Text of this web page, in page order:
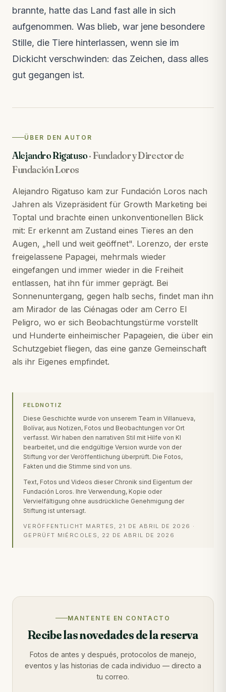
brannte, hatte das Land fast alle in sich
aufgenommen. Was blieb, war jene besondere
Stille, die Tiere hinterlassen, wenn sie im
Dickicht verschwinden: das Zeichen, dass alles
gut gegangen ist.
ÜBER DEN AUTOR
Alejandro Rigatuso·Fundador y Director de
Fundación Loros
Alejandro Rigatuso kam zur Fundación Loros nach
Jahren als Vizepräsident für Growth Marketing bei
Toptal und brachte einen unkonventionellen Blick
mit: Er erkennt am Zustand eines Tieres an den
Augen, „hell und weit geöffnet". Lorenzo, der erste
freigelassene Papagei, mehrmals wieder
eingefangen und immer wieder in die Freiheit
entlassen, hat ihn für immer geprägt. Bei
Sonnenuntergang, gegen halb sechs, findet man ihn
am Mirador de las Ciénagas oder am Cerro El
Peligro, wo er sich Beobachtungstürme vorstellt
und Hunderte einheimischer Papageien, die über ein
Schutzgebiet fliegen, das eine ganze Gemeinschaft
als ihr Eigenes empfindet.
FELDNOTIZ
Diese Geschichte wurde von unserem Team in Villanueva,
Bolívar, aus Notizen, Fotos und Beobachtungen vor Ort
verfasst. Wir haben den narrativen Stil mit Hilfe von KI
bearbeitet, und die endgültige Version wurde von der
Stiftung vor der Veröffentlichung überprüft. Die Fotos,
Fakten und die Stimme sind von uns.
Text, Fotos und Videos dieser Chronik sind Eigentum der
Fundación Loros. Ihre Verwendung, Kopie oder
Vervielfältigung ohne ausdrückliche Genehmigung der
Stiftung ist untersagt.
VERÖFFENTLICHT MARTES, 21 DE ABRIL DE 2026 ·
GEPRÜFT MIÉRCOLES, 22 DE ABRIL DE 2026
MANTENTE EN CONTACTO
Recibe las novedades de la reserva
Fotos de antes y después, protocolos de manejo,
eventos y las historias de cada individuo — directo a
tu correo.